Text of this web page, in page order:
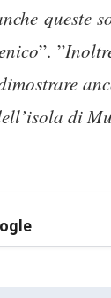
queste
”. ”
di